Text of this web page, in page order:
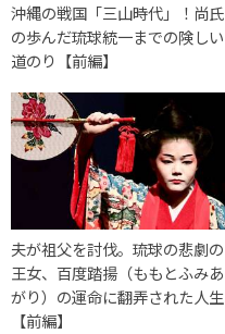
沖縄の戦国「三山時代」！尚氏
の歩んだ琉球統一までの険しい
道のり【前編】
夫が祖父を討伐。琉球の悲劇の
王女、百度踏揚（ももとふみあ
がり）の運命に翻弄された人生
【前編】